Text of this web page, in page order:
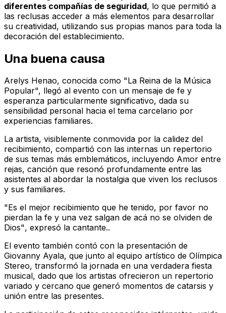
diferentes compañías de seguridad, lo que permitió a
las reclusas acceder a más elementos para desarrollar
su creatividad, utilizando sus propias manos para toda la
decoración del establecimiento.
Una buena causa
Arelys Henao, conocida como "La Reina de la Música
Popular", llegó al evento con un mensaje de fe y
esperanza particularmente significativo, dada su
sensibilidad personal hacia el tema carcelario por
experiencias familiares.
La artista, visiblemente conmovida por la calidez del
recibimiento, compartió con las internas un repertorio
de sus temas más emblemáticos, incluyendo Amor entre
rejas, canción que resonó profundamente entre las
asistentes al abordar la nostalgia que viven los reclusos
y sus familiares.
"Es el mejor recibimiento que he tenido, por favor no
pierdan la fe y una vez salgan de acá no se olviden de
Dios", expresó la cantante..
El evento también contó con la presentación de
Giovanny Ayala, que junto al equipo artístico de Olímpica
Stereo, transformó la jornada en una verdadera fiesta
musical, dado que los artistas ofrecieron un repertorio
variado y cercano que generó momentos de catarsis y
unión entre las presentes.